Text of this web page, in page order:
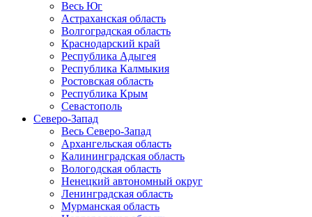
Весь Юг
Астраханская область
Волгоградская область
Краснодарский край
Республика Адыгея
Республика Калмыкия
Ростовская область
Республика Крым
Севастополь
Северо-Запад
Весь Северо-Запад
Архангельская область
Калининградская область
Вологодская область
Ненецкий автономный округ
Ленинградская область
Мурманская область